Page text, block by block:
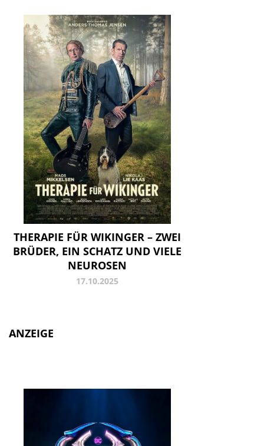
THERAPIE FÜR WIKINGER – ZWEI
BRÜDER, EIN SCHATZ UND VIELE
NEUROSEN
17.10.2025
ANZEIGE